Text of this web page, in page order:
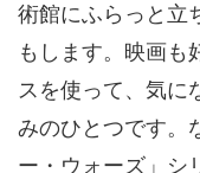
術館にふらっと立
もします。映画も
スを使って、気に
みのひとつです。
ー・ウォーズ」シ